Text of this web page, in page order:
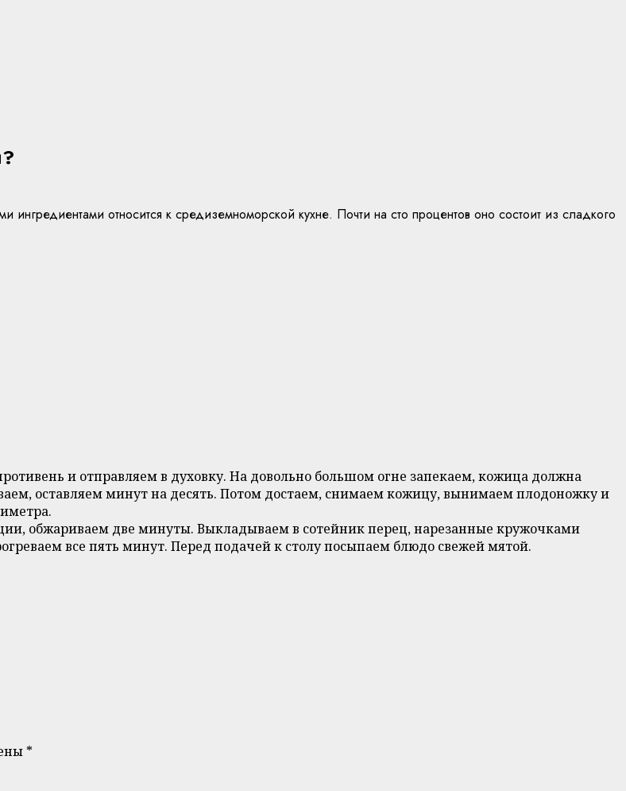
ингредиентами относится к средиземноморской кухне. Почти на сто процентов оно состоит из сладкого
и отправляем в духовку. На довольно большом огне запекаем, кожица должна
оставляем минут на десять. Потом достаем, снимаем кожицу, вынимаем плодоножку и
обжариваем две минуты. Выкладываем в сотейник перец, нарезанные кружочками
все пять минут. Перед подачей к столу посыпаем блюдо свежей мятой.
*